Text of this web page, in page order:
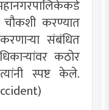
करण्यात
संबंधित
कठोर
स्पष्ट केले.